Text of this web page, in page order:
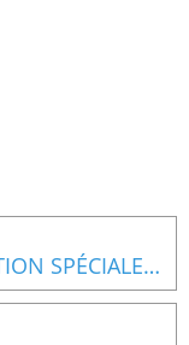
XIIème NUIT DE LA SCIENCE-FICTION SPÉCIALE RELIGION(S